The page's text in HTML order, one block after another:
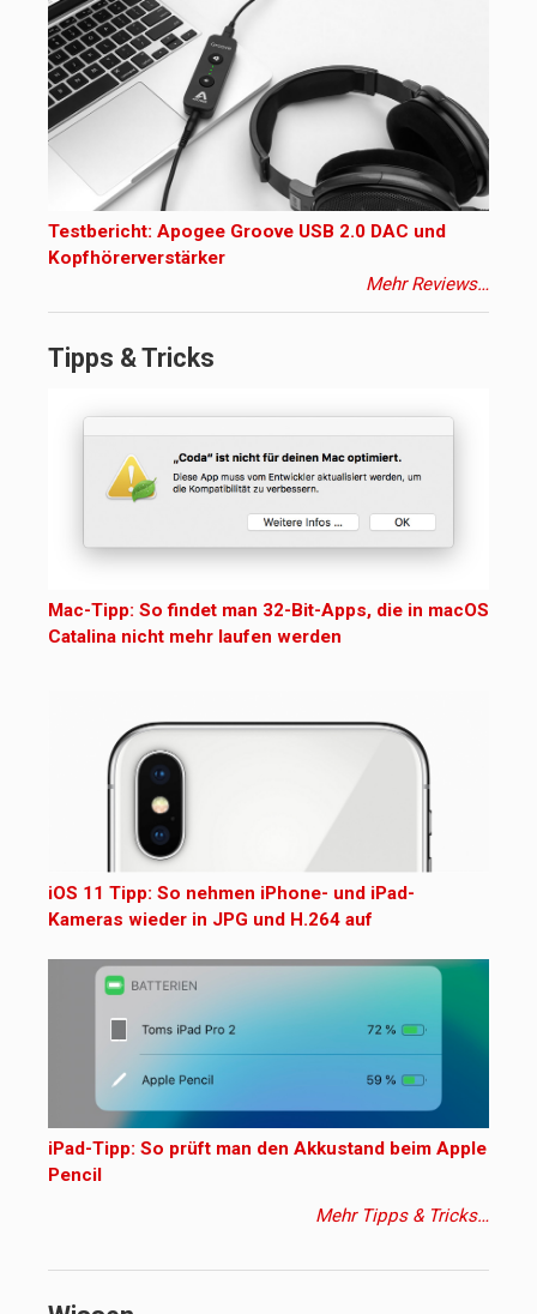
Testbericht: Apogee Groove USB 2.0 DAC und
Kopfhörerverstärker
Mehr Reviews…
Tipps & Tricks
Mac-Tipp: So findet man 32-Bit-Apps, die in macOS
Catalina nicht mehr laufen werden
iOS 11 Tipp: So nehmen iPhone- und iPad-
Kameras wieder in JPG und H.264 auf
iPad-Tipp: So prüft man den Akkustand beim Apple
Pencil
Mehr Tipps & Tricks…